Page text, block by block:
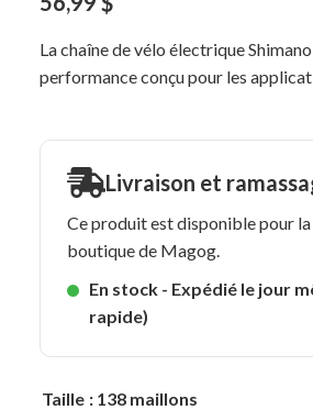
La chaîne de vélo électrique
performance conçu pour les
Livraison et
Ce produit est disponible pour
boutique de Magog.
En stock - Expédié le jour
rapide)
Taille : 138 maillons